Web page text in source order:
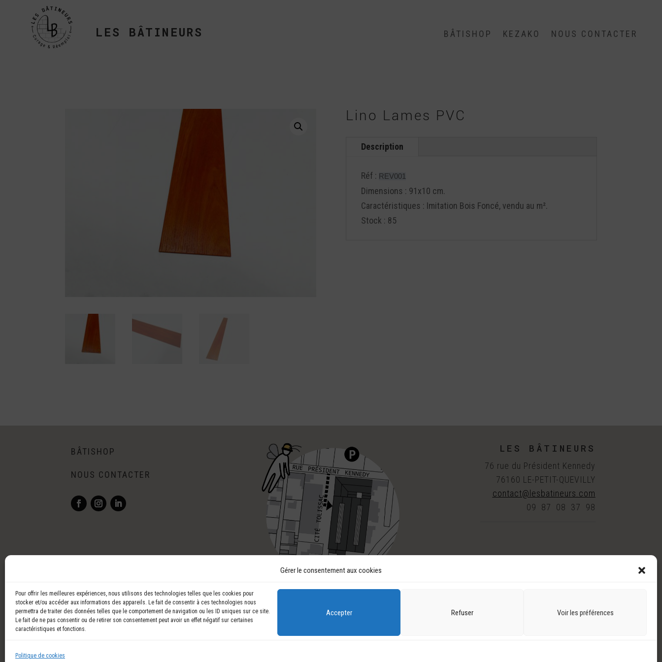
Gérer le consentement aux cookies
Pour offrir les meilleures expériences, nous utilisons des technologies telles que les cookies pour
stocker et/ou accéder aux informations des appareils. Le fait de consentir à ces technologies nous
permettra de traiter des données telles que le comportement de navigation ou les ID uniques sur ce site.
Le fait de ne pas consentir ou de retirer son consentement peut avoir un effet négatif sur certaines
caractéristiques et fonctions.
Accepter Refuser Voir les préférences
Politique de cookies
LES BÂTINEURS BÂTISHOP KEZAKO NOUS CONTACTER
Lino Lames PVC
Description
Réf : REV001
Dimensions : 91x10 cm.
Caractéristiques : Imitation Bois Foncé, vendu au m².
Stock : 85
BÂTISHOP
NOUS CONTACTER
LES BÂTINEURS
76 rue du Président Kennedy
76160 LE-PETIT-QUEVILLY
contact@lesbatineurs.com
09 87 08 37 98